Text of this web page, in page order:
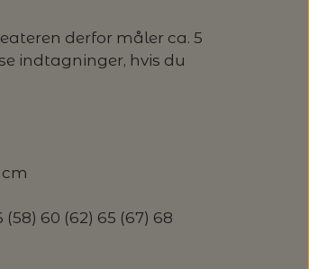
derfor måler ca. 5
indtagninger, hvis du
cm
60 (62) 65 (67) 68